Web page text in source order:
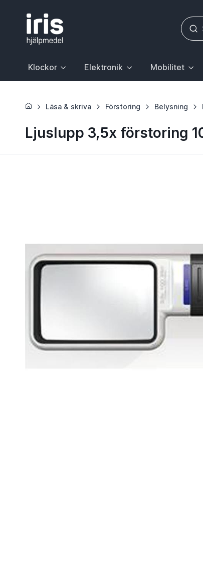
Klockor
Huvudrubrik med undermeny. För att gå till sidan
Elektronik
Huvudrubrik med undermeny.
Mobilitet
Huvudrubrik
Läsa & skriva Förstoring Belysning
Ljuslupp 3,5x förstoring